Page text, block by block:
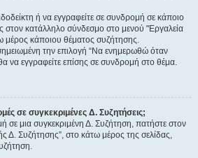
ή να εγγραφείτε σε συνδρομή σε κάποιο
στον κατάλληλο σύνδεσμο στο μενού "Εργαλεία
μέρος κάποιου θέματος συζήτησης.
την επιλογή “Να ενημερωθώ όταν
να εγγραφείτε επίσης σε συνδρομή στο θέμα.
σε συγκεκριμένες Δ. Συζητήσεις;
σε μια συγκεκριμένη Δ. Συζήτηση, πατήστε στον
Δ. Συζήτησης”, στο κάτω μέρος της σελίδας,